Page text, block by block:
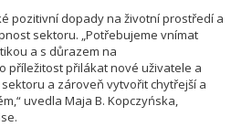
pozitivní dopady na životní prostředí a
sektoru. „Potřebujeme vnímat
a s důrazem na
příležitost přilákat nové uživatele a
a zároveň vytvořit chytřejší a
uvedla Maja B. Kopczyńska,